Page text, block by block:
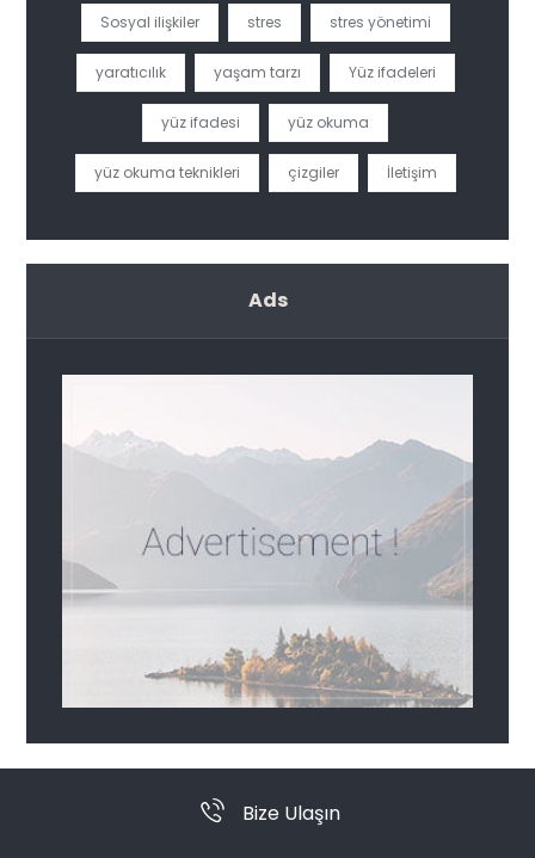
Sosyal ilişkiler stres stres yönetimi
yaratıcılık yaşam tarzı Yüz ifadeleri
yüz ifadesi yüz okuma
yüz okuma teknikleri çizgiler İletişim
Ads
Bize Ulaşın